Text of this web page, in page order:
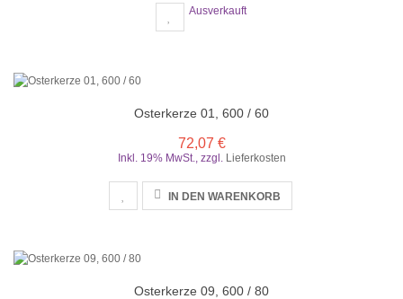
Ausverkauft
Osterkerze 01, 600 / 60
72,07 €
Inkl. 19% MwSt. zzgl. Lieferkosten
IN DEN WARENKORB
Osterkerze 09, 600 / 80